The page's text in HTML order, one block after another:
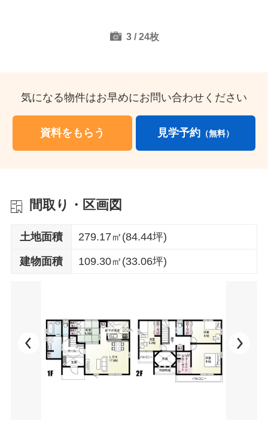
3 /24枚
気になる物件はお早めにお問い合わせください
資料をもらう 見学予約 （無料）
間取り・区画図
土地面積 279.17㎡(84.44坪)
建物面積 109.30㎡(33.06坪)